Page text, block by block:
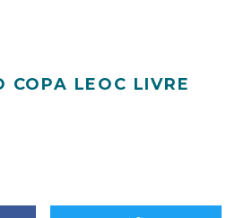
COPA LEOC LIVRE